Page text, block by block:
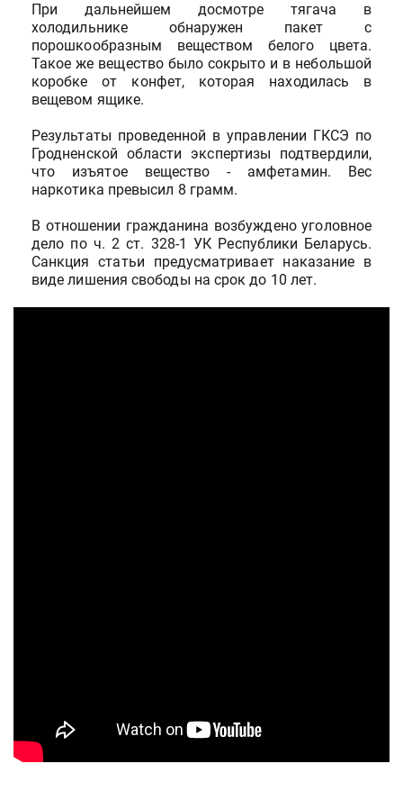
При дальнейшем досмотре тягача в
холодильнике обнаружен пакет с
порошкообразным веществом белого цвета.
Такое же вещество было сокрыто и в небольшой
коробке от конфет, которая находилась в
вещевом ящике.
Результаты проведенной в управлении ГКСЭ по
Гродненской области экспертизы подтвердили,
что изъятое вещество - амфетамин. Вес
наркотика превысил 8 грамм.
В отношении гражданина возбуждено уголовное
дело по ч. 2 ст. 328-1 УК Республики Беларусь.
Санкция статьи предусматривает наказание в
виде лишения свободы на срок до 10 лет.